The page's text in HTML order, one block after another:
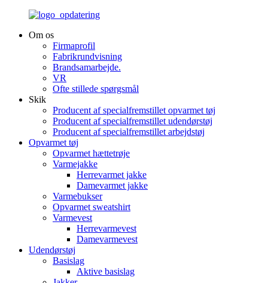
Om os
Firmaprofil
Fabrikrundvisning
Brandsamarbejde.
VR
Ofte stillede spørgsmål
Skik
Producent af specialfremstillet opvarmet tøj
Producent af specialfremstillet udendørstøj
Producent af specialfremstillet arbejdstøj
Opvarmet tøj
Opvarmet hættetrøje
Varmejakke
Herrevarmet jakke
Damevarmet jakke
Varmebukser
Opvarmet sweatshirt
Varmevest
Herrevarmevest
Damevarmevest
Udendørstøj
Basislag
Aktive basislag